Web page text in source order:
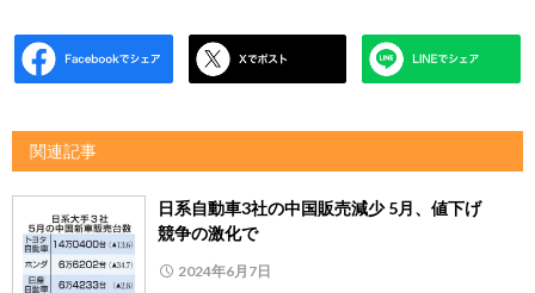
関連記事
日系自動車3社の中国販売減少 5月、値下げ
競争の激化で
2024年6月7日